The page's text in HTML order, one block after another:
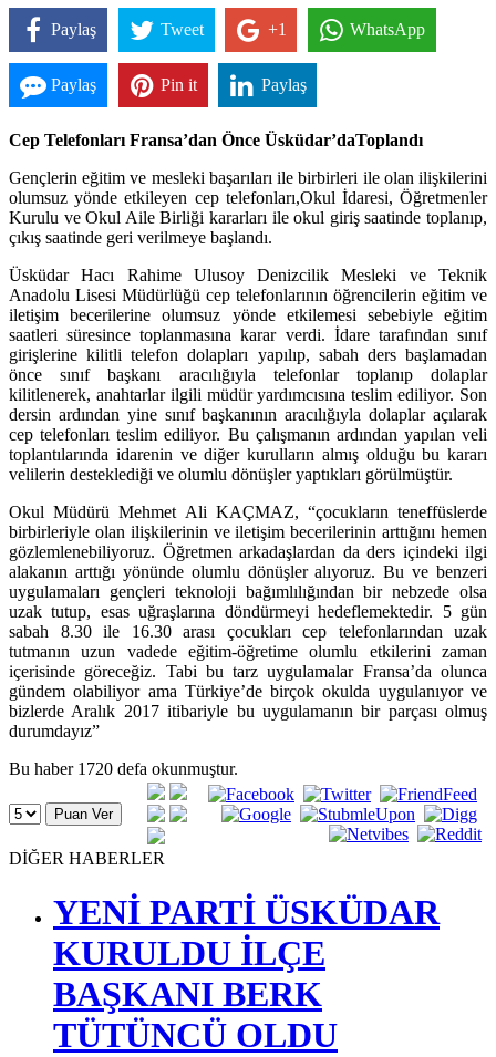
Paylaş Tweet +1 WhatsApp
Paylaş Pin it Paylaş
Cep Telefonları Fransa’dan Önce Üsküdar’daToplandı
Gençlerin eğitim ve mesleki başarıları ile birbirleri ile olan ilişkilerini
olumsuz yönde etkileyen cep telefonları,Okul İdaresi, Öğretmenler
Kurulu ve Okul Aile Birliği kararları ile okul giriş saatinde toplanıp,
çıkış saatinde geri verilmeye başlandı.
Üsküdar Hacı Rahime Ulusoy Denizcilik Mesleki ve Teknik
Anadolu Lisesi Müdürlüğü cep telefonlarının öğrencilerin eğitim ve
iletişim becerilerine olumsuz yönde etkilemesi sebebiyle eğitim
saatleri süresince toplanmasına karar verdi. İdare tarafından sınıf
girişlerine kilitli telefon dolapları yapılıp, sabah ders başlamadan
önce sınıf başkanı aracılığıyla telefonlar toplanıp dolaplar
kilitlenerek, anahtarlar ilgili müdür yardımcısına teslim ediliyor. Son
dersin ardından yine sınıf başkanının aracılığıyla dolaplar açılarak
cep telefonları teslim ediliyor. Bu çalışmanın ardından yapılan veli
toplantılarında idarenin ve diğer kurulların almış olduğu bu kararı
velilerin desteklediği ve olumlu dönüşler yaptıkları görülmüştür.
Okul Müdürü Mehmet Ali KAÇMAZ, “çocukların teneffüslerde
birbirleriyle olan ilişkilerinin ve iletişim becerilerinin arttığını hemen
gözlemlenebiliyoruz. Öğretmen arkadaşlardan da ders içindeki ilgi
alakanın arttığı yönünde olumlu dönüşler alıyoruz. Bu ve benzeri
uygulamaları gençleri teknoloji bağımlılığından bir nebzede olsa
uzak tutup, esas uğraşlarına döndürmeyi hedeflemektedir. 5 gün
sabah 8.30 ile 16.30 arası çocukları cep telefonlarından uzak
tutmanın uzun vadede eğitim-öğretime olumlu etkilerini zaman
içerisinde göreceğiz. Tabi bu tarz uygulamalar Fransa’da olunca
gündem olabiliyor ama Türkiye’de birçok okulda uygulanıyor ve
bizlerde Aralık 2017 itibariyle bu uygulamanın bir parçası olmuş
durumdayız”
Bu haber 1720 defa okunmuştur.
DİĞER HABERLER
YENİ PARTİ ÜSKÜDAR
KURULDU İLÇE
BAŞKANI BERK
TÜTÜNCÜ OLDU